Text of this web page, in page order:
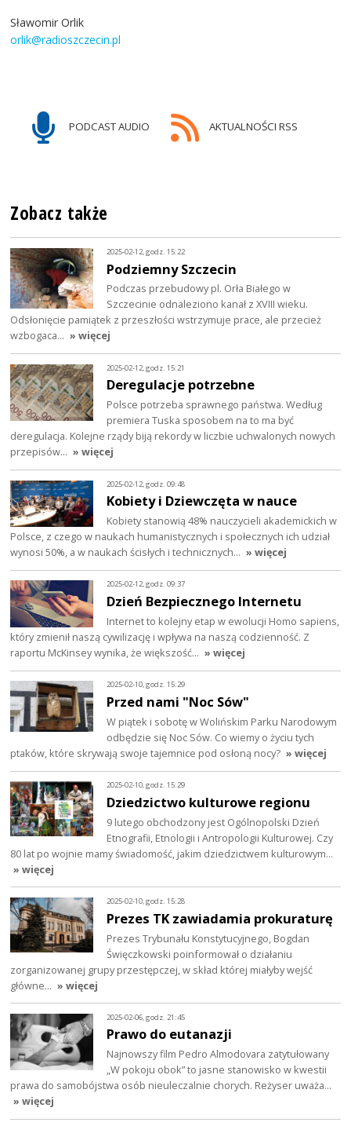
Sławomir Orlik
orlik@radioszczecin.pl
PODCAST AUDIO AKTUALNOŚCI RSS
Zobacz także
2025-02-12, godz. 15:22
Podziemny Szczecin
Podczas przebudowy pl. Orła Białego w
Szczecinie odnaleziono kanał z XVIII wieku.
Odsłonięcie pamiątek z przeszłości wstrzymuje prace, ale przecież
wzbogaca… » więcej
2025-02-12, godz. 15:21
Deregulacje potrzebne
Polsce potrzeba sprawnego państwa. Według
premiera Tuska sposobem na to ma być
deregulacja. Kolejne rządy biją rekordy w liczbie uchwalonych nowych
przepisów… » więcej
2025-02-12, godz. 09:48
Kobiety i Dziewczęta w nauce
Kobiety stanowią 48% nauczycieli akademickich w
Polsce, z czego w naukach humanistycznych i społecznych ich udział
wynosi 50%, a w naukach ścisłych i technicznych… » więcej
2025-02-12, godz. 09:37
Dzień Bezpiecznego Internetu
Internet to kolejny etap w ewolucji Homo sapiens,
który zmienił naszą cywilizację i wpływa na naszą codzienność. Z
raportu McKinsey wynika, że większość… » więcej
2025-02-10, godz. 15:29
Przed nami "Noc Sów"
W piątek i sobotę w Wolińskim Parku Narodowym
odbędzie się Noc Sów. Co wiemy o życiu tych
ptaków, które skrywają swoje tajemnice pod osłoną nocy? » więcej
2025-02-10, godz. 15:29
Dziedzictwo kulturowe regionu
9 lutego obchodzony jest Ogólnopolski Dzień
Etnografii, Etnologii i Antropologii Kulturowej. Czy
80 lat po wojnie mamy świadomość, jakim dziedzictwem kulturowym…
» więcej
2025-02-10, godz. 15:28
Prezes TK zawiadamia prokuraturę
Prezes Trybunału Konstytucyjnego, Bogdan
Święczkowski poinformował o działaniu
zorganizowanej grupy przestępczej, w skład której miałyby wejść
główne… » więcej
2025-02-06, godz. 21:45
Prawo do eutanazji
Najnowszy film Pedro Almodovara zatytułowany
„W pokoju obok” to jasne stanowisko w kwestii
prawa do samobójstwa osób nieuleczalnie chorych. Reżyser uważa…
» więcej